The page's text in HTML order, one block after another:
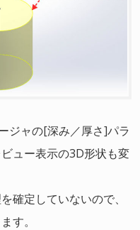
ジャの[深み／厚さ]パラ
ュー表示の3D形状も変
確定していないので、
す。